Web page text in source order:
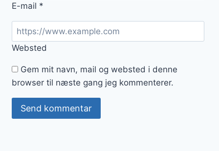
E-mail *
Websted
Gem mit navn, mail og websted i denne
browser til næste gang jeg kommenterer.